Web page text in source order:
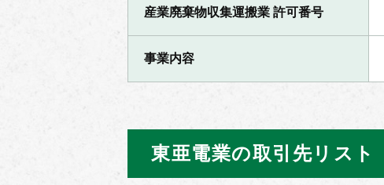
産業廃棄物収集運搬業 許可番号
事業内容
東亜電業の取引先リスト